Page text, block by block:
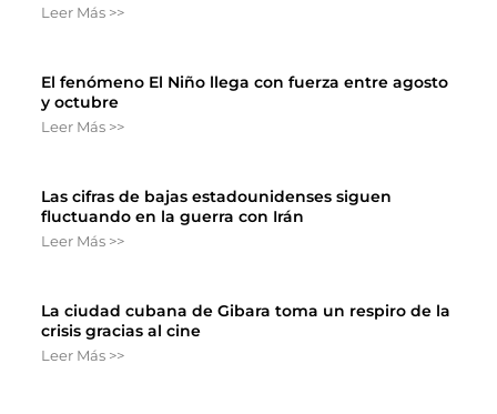
Leer Más >>
El fenómeno El Niño llega con fuerza entre agosto
y octubre
Leer Más >>
Las cifras de bajas estadounidenses siguen
fluctuando en la guerra con Irán
Leer Más >>
La ciudad cubana de Gibara toma un respiro de la
crisis gracias al cine
Leer Más >>